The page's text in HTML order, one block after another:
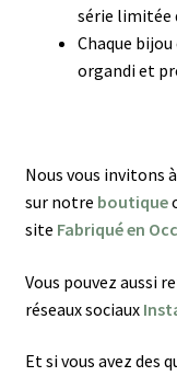
série limitée
Chaque
organdi et
Nous vous invitons
sur notre boutique
site Fabriqué en
Vous pouvez aussi
réseaux sociaux
Et si vous avez des